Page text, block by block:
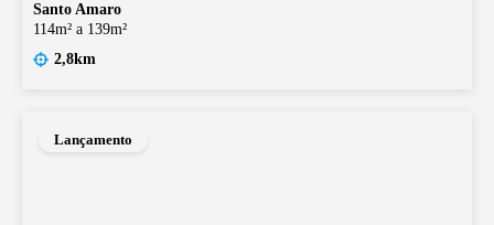
Santo Amaro
114m² a 139m²
2,8km
Lançamento